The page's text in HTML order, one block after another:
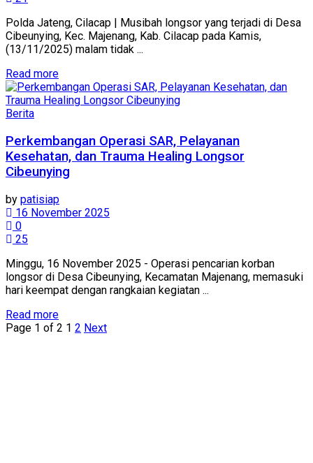
Polda Jateng, Cilacap | Musibah longsor yang terjadi di Desa
Cibeunying, Kec. Majenang, Kab. Cilacap pada Kamis,
(13/11/2025) malam tidak ...
Read moreDetails
Berita
Perkembangan Operasi SAR, Pelayanan
Kesehatan, dan Trauma Healing Longsor
Cibeunying
by patisiap
16 November 2025
0
25
Minggu, 16 November 2025 - Operasi pencarian korban
longsor di Desa Cibeunying, Kecamatan Majenang, memasuki
hari keempat dengan rangkaian kegiatan ...
Read moreDetails
Page 1 of 2 1 2 Next